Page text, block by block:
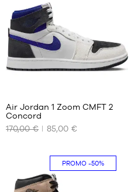
38.5
NOS
TAILLES
37.5
38
Air Jordan 1 Zoom CMFT 2
Concord
170,00 €
85,00 €
PROMO-50%